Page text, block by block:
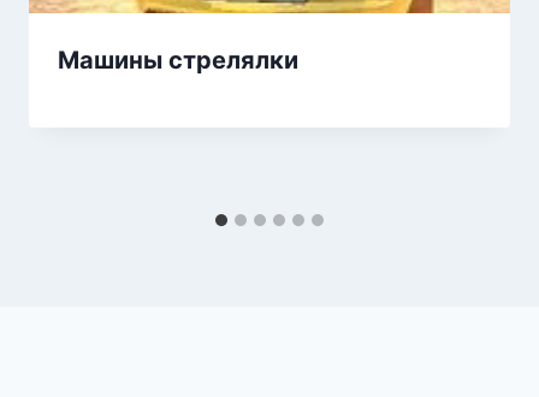
Машины стрелялки